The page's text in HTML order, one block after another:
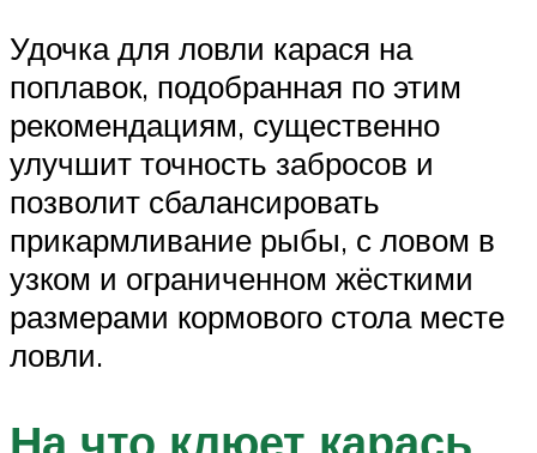
Удочка для ловли карася на
поплавок, подобранная по этим
рекомендациям, существенно
улучшит точность забросов и
позволит сбалансировать
прикармливание рыбы, с ловом в
узком и ограниченном жёсткими
размерами кормового стола месте
ловли.